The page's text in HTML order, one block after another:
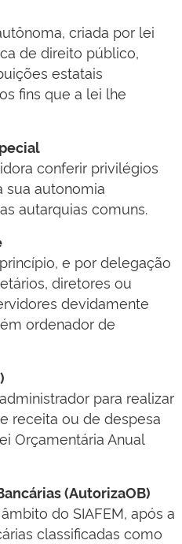
criada por lei
de direito público,
estatais
fins que a lei lhe
conferir privilégios
sua autonomia
autarquias comuns.
e por delegação
diretores ou
devidamente
ordenador de
para realizar
receita ou de despesa
Orçamentária Anual
(AutorizaOB)
do SIAFEM, após a
classificadas como